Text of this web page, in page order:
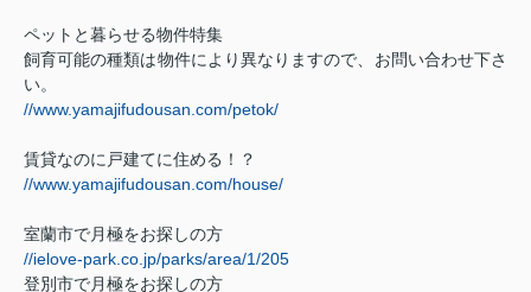
ペットと暮らせる物件特集
飼育可能の種類は物件により異なりますので、お問い合わせ下さ
い。
//www.yamajifudousan.com/petok/
賃貸なのに戸建てに住める！？
//www.yamajifudousan.com/house/
室蘭市で月極をお探しの方
//ielove-park.co.jp/parks/area/1/205
登別市で月極をお探しの方